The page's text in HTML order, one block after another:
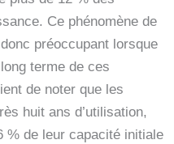
Ce phénomène de
préoccupant lorsque
terme de ces
de noter que les
huit ans d’utilisation,
% de leur capacité initiale